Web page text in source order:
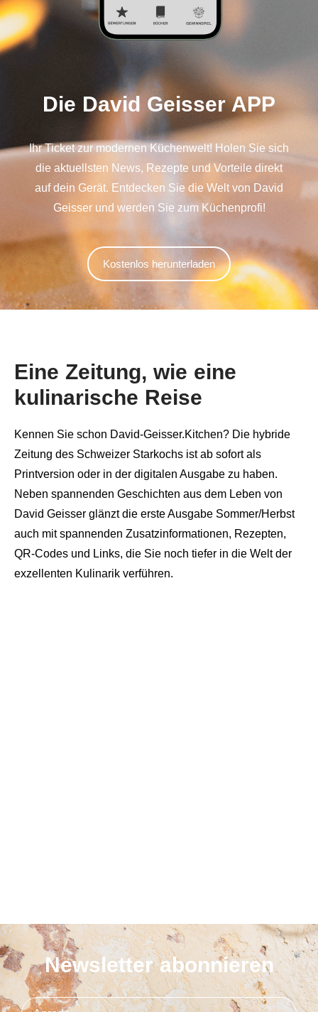
Die David Geisser APP
Ihr Ticket zur modernen Küchenwelt! Holen Sie sich
die aktuellsten News, Rezepte und Vorteile direkt
auf dein Gerät. Entdecken Sie die Welt von David
Geisser und werden Sie zum Küchenprofi!
Kostenlos herunterladen
Eine Zeitung, wie eine
kulinarische Reise
Kennen Sie schon David-Geisser.Kitchen? Die hybride
Zeitung des Schweizer Starkochs ist ab sofort als
Printversion oder in der digitalen Ausgabe zu haben.
Neben spannenden Geschichten aus dem Leben von
David Geisser glänzt die erste Ausgabe Sommer/Herbst
auch mit spannenden Zusatzinformationen, Rezepten,
QR-Codes und Links, die Sie noch tiefer in die Welt der
exzellenten Kulinarik verführen.
Newsletter abonnieren